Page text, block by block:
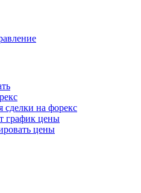
сделки на форекс
график цены
цены